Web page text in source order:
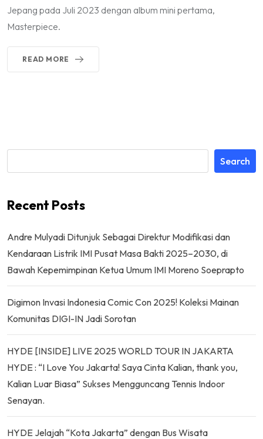
Jepang pada Juli 2023 dengan album mini pertama,
Masterpiece.
READ MORE
Search
Recent Posts
Andre Mulyadi Ditunjuk Sebagai Direktur Modifikasi dan
Kendaraan Listrik IMI Pusat Masa Bakti 2025–2030, di
Bawah Kepemimpinan Ketua Umum IMI Moreno Soeprapto
Digimon Invasi Indonesia Comic Con 2025! Koleksi Mainan
Komunitas DIGI-IN Jadi Sorotan
HYDE [INSIDE] LIVE 2025 WORLD TOUR IN JAKARTA
HYDE : “I Love You Jakarta! Saya Cinta Kalian, thank you,
Kalian Luar Biasa” Sukses Mengguncang Tennis Indoor
Senayan.
HYDE Jelajah “Kota Jakarta” dengan Bus Wisata